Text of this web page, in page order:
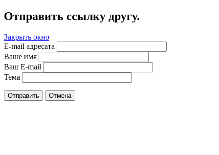
Отправить ссылку другу.
Закрыть окно
E-mail адресата
Ваше имя
Ваш E-mail
Тема
Отправить Отмена